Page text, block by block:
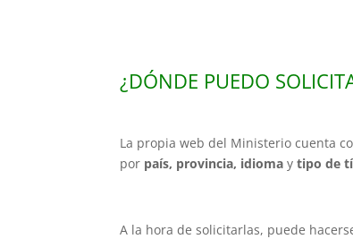
¿DÓNDE PUEDO
La propia web del Ministerio cuenta
por país, provincia, idioma ytipo de
A la hora de solicitarlas, puede